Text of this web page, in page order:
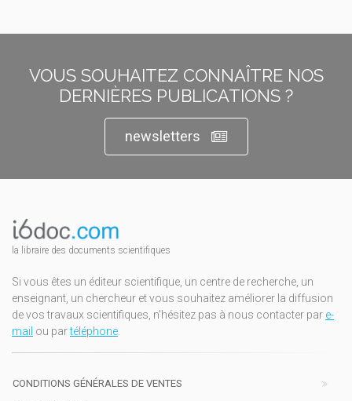
VOUS SOUHAITEZ CONNAÎTRE NOS
DERNIÈRES PUBLICATIONS ?
newsletters
la libraire des documents scientifiques
Si vous êtes un éditeur scientifique, un centre de recherche, un
enseignant, un chercheur et vous souhaitez améliorer la diffusion
de vos travaux scientifiques, n'hésitez pas à nous contacter par e-
mail ou partéléphone.
CONDITIONS GÉNÉRALES DE VENTES